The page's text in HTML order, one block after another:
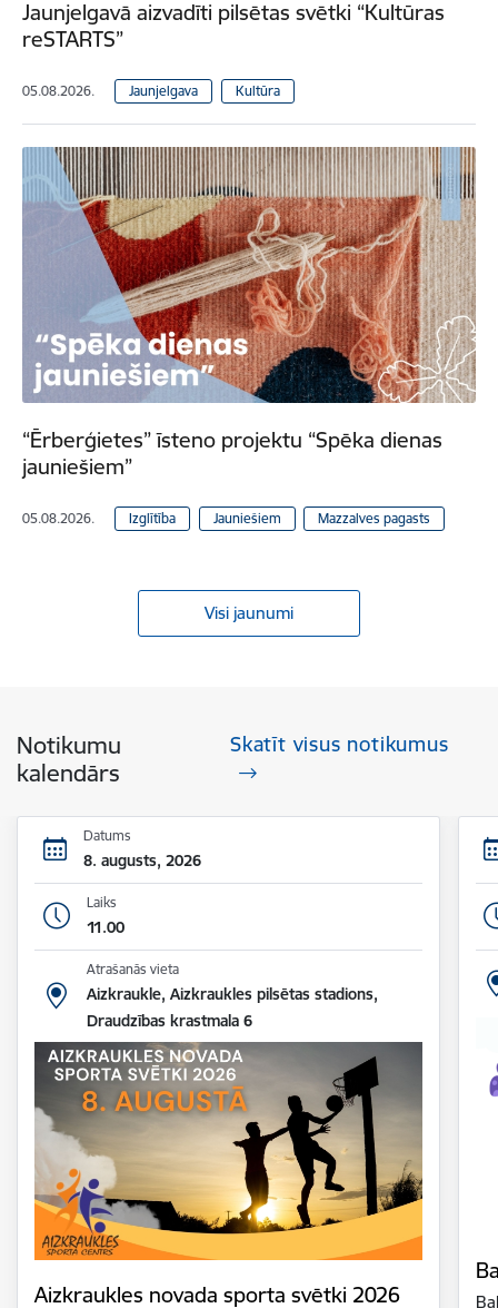
Jaunjelgavā aizvadīti pilsētas svētki “Kultūras
reSTARTS”
05.08.2026. Jaunjelgava Kultūra
“Ērberģietes” īsteno projektu “Spēka dienas
jauniešiem”
05.08.2026. Izglītība Jauniešiem Mazzalves pagasts
Visi jaunumi
Notikumu
kalendārs
Skatīt visus notikumus
Datums
8. augusts, 2026
Laiks
11.00
Atrašanās vieta
Aizkraukle, Aizkraukles pilsētas stadions,
Draudzības krastmala 6
Aizkraukles novada sporta svētki 2026